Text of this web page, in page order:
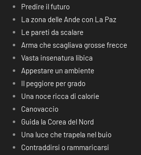
Predire il futuro
La zona delle Ande con La Paz
Le pareti da scalare
Arma che scagliava grosse frecce
Vasta insenatura libica
Appestare un ambiente
Il peggiore per grado
Una noce ricca di calorie
Canovaccio
Guida la Corea del Nord
Una luce che trapela nel buio
Contraddirsi o rammaricarsi